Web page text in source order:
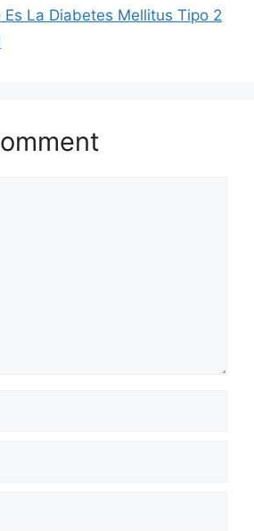
Es La Diabetes Mellitus Tipo 2